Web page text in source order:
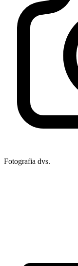
Fotografia dvs.